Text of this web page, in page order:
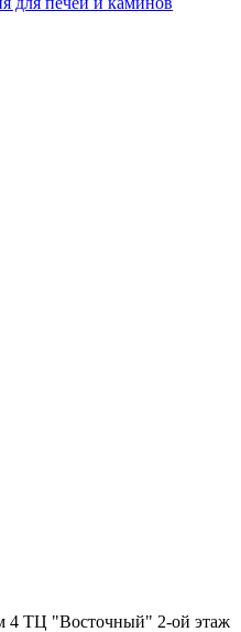
4 ТЦ "Восточный" 2-ой этаж